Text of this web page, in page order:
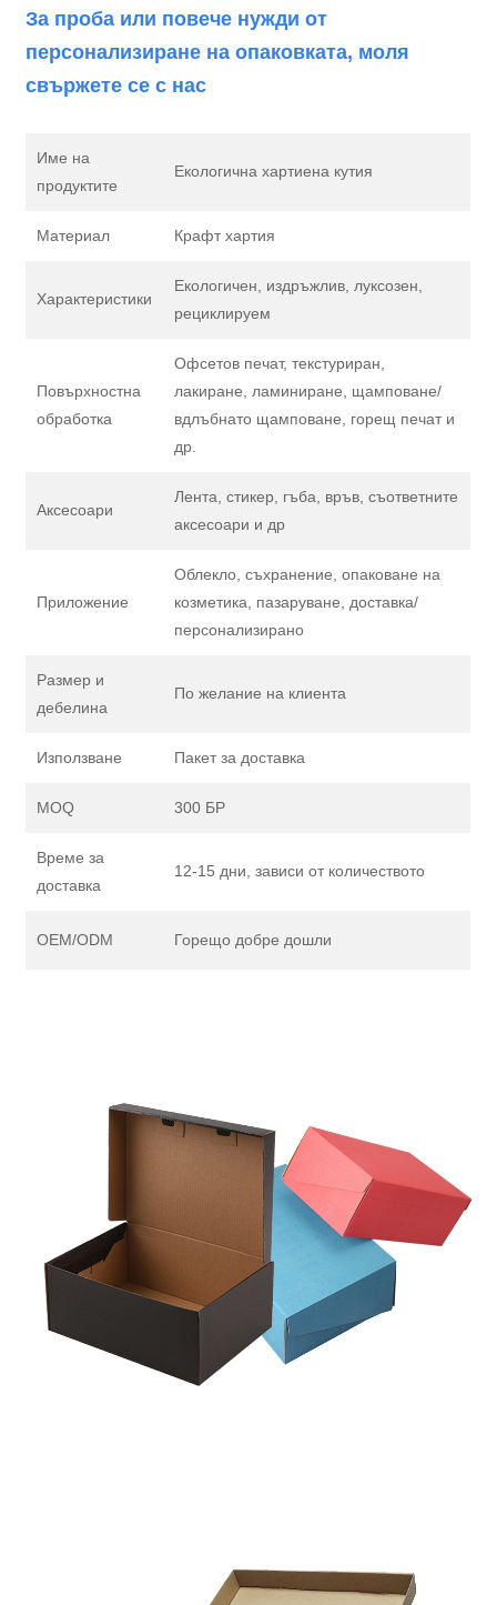
За проба или повече нужди от
персонализиране на опаковката, моля
свържете се с нас
Име на
продуктите
Екологична хартиена кутия
Материал Крафт хартия
Характеристики
Екологичен, издръжлив, луксозен,
рециклируем
Повърхностна
обработка
Офсетов печат, текстуриран,
лакиране, ламиниране, щамповане/
вдлъбнато щамповане, горещ печат и
др.
Аксесоари
Лента, стикер, гъба, връв, съответните
аксесоари и др
Приложение
Облекло, съхранение, опаковане на
козметика, пазаруване, доставка/
персонализирано
Размер и
дебелина
По желание на клиента
Използване Пакет за доставка
MOQ 300 БР
Време за
доставка
12-15 дни, зависи от количеството
OEM/ODM Горещо добре дошли